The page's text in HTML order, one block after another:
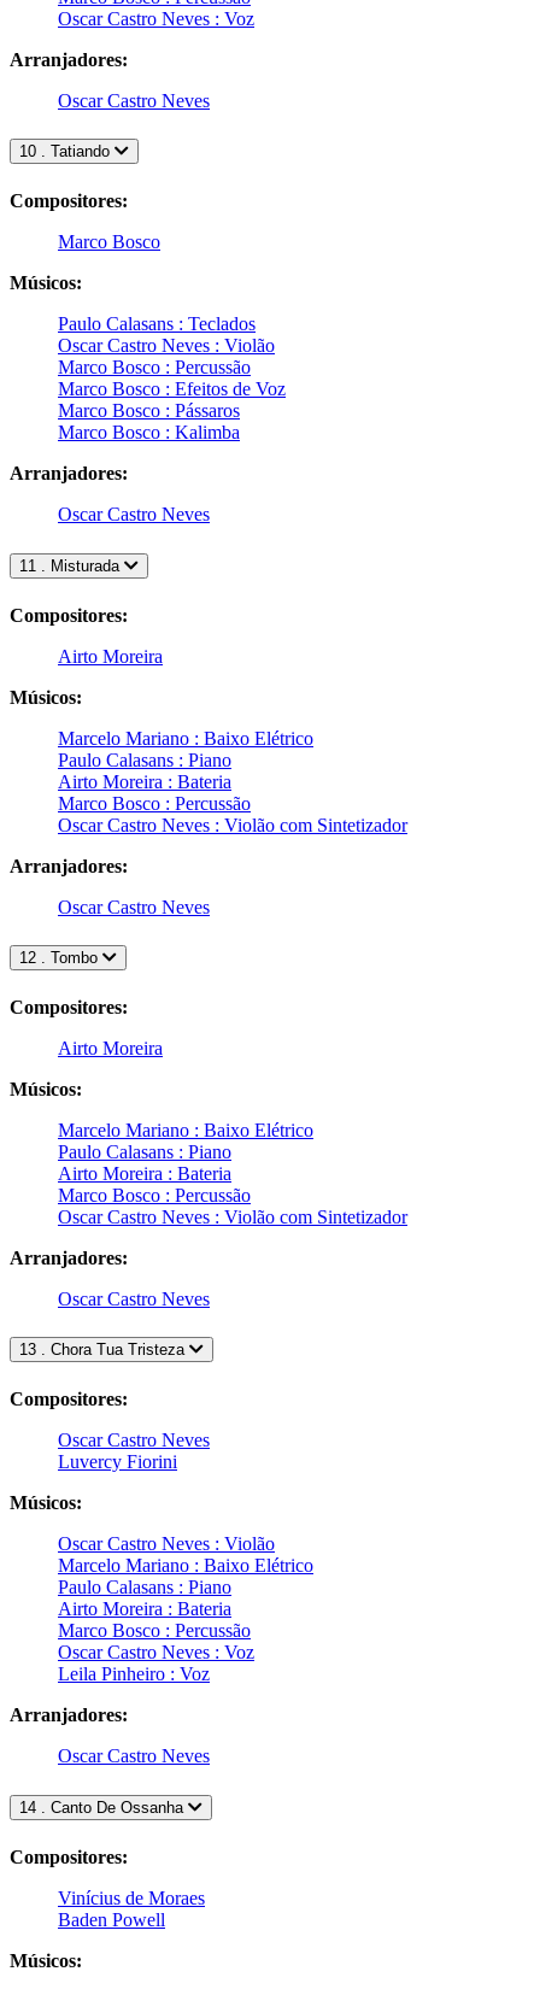
Oscar Castro Neves : Voz
Arranjadores:
Oscar Castro Neves
10 . Tatiando
Compositores:
Marco Bosco
Músicos:
Paulo Calasans : Teclados
Oscar Castro Neves : Violão
Marco Bosco : Percussão
Marco Bosco : Efeitos de Voz
Marco Bosco : Pássaros
Marco Bosco : Kalimba
Arranjadores:
Oscar Castro Neves
11 . Misturada
Compositores:
Airto Moreira
Músicos:
Marcelo Mariano : Baixo Elétrico
Paulo Calasans : Piano
Airto Moreira : Bateria
Marco Bosco : Percussão
Oscar Castro Neves : Violão com Sintetizador
Arranjadores:
Oscar Castro Neves
12 . Tombo
Compositores:
Airto Moreira
Músicos:
Marcelo Mariano : Baixo Elétrico
Paulo Calasans : Piano
Airto Moreira : Bateria
Marco Bosco : Percussão
Oscar Castro Neves : Violão com Sintetizador
Arranjadores:
Oscar Castro Neves
13 . Chora Tua Tristeza
Compositores:
Oscar Castro Neves
Luvercy Fiorini
Músicos:
Oscar Castro Neves : Violão
Marcelo Mariano : Baixo Elétrico
Paulo Calasans : Piano
Airto Moreira : Bateria
Marco Bosco : Percussão
Oscar Castro Neves : Voz
Leila Pinheiro : Voz
Arranjadores:
Oscar Castro Neves
14 . Canto De Ossanha
Compositores:
Vinícius de Moraes
Baden Powell
Músicos: